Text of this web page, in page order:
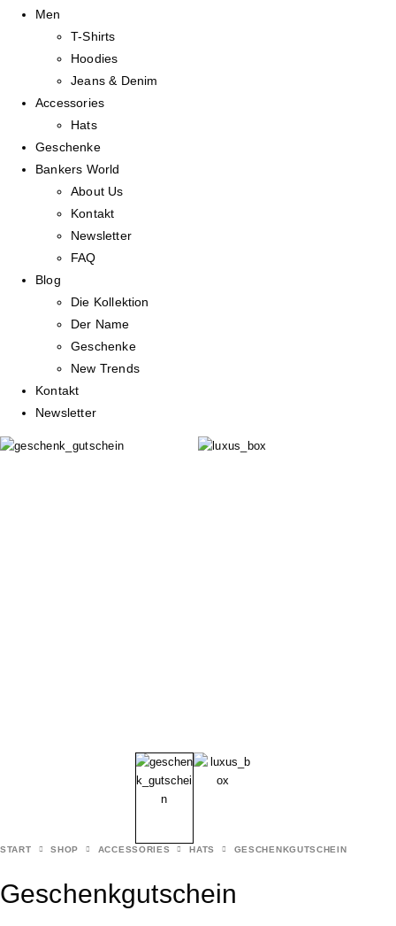
Men
T-Shirts
Hoodies
Jeans & Denim
Accessories
Hats
Geschenke
Bankers World
About Us
Kontakt
Newsletter
FAQ
Blog
Die Kollektion
Der Name
Geschenke
New Trends
Kontakt
Newsletter
START SHOP ACCESSORIES HATS GESCHENKGUTSCHEIN
Geschenkgutschein